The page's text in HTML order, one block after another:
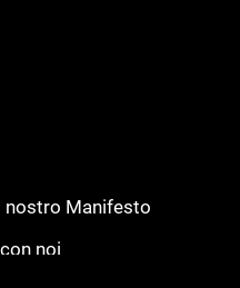
nostro Manifesto
noi